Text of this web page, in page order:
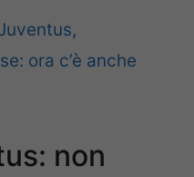
ora c’è anche
non